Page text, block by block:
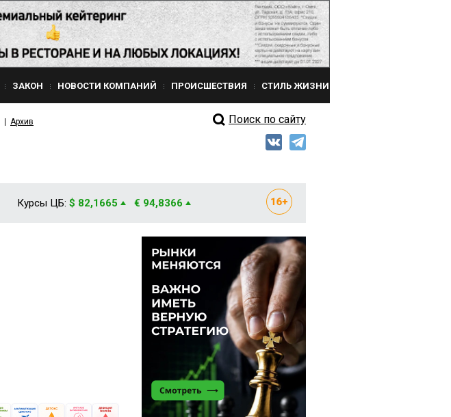
ЗАКОН НОВОСТИ КОМПАНИЙ ПРОИСШЕСТВИЯ СТИЛЬ ЖИЗНИ
Архив Поиск по сайту
Курсы ЦБ: $ 82,1665 € 94,8366